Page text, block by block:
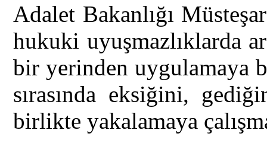
Adalet Bakanlığı
hukuki uyuşmazlıklarda
bir yerinden uygulamaya
sırasında eksiğini,
birlikte yakalamaya